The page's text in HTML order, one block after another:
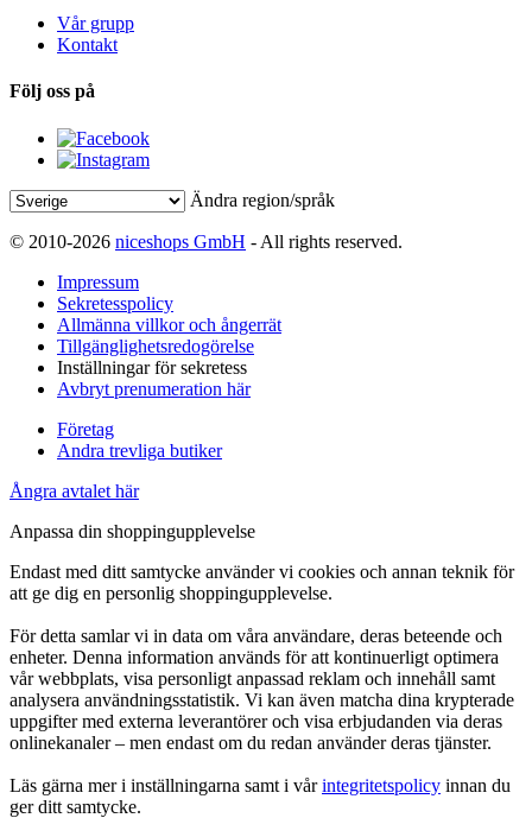
Vår grupp
Kontakt
Följ oss på
Ändra region/språk
© 2010-2026 niceshops GmbH - All rights reserved.
Impressum
Sekretesspolicy
Allmänna villkor och ångerrät
Tillgänglighetsredogörelse
Inställningar för sekretess
Avbryt prenumeration här
Företag
Andra trevliga butiker
Ångra avtalet här
Anpassa din shoppingupplevelse
Endast med ditt samtycke använder vi cookies och annan teknik för
att ge dig en personlig shoppingupplevelse.
För detta samlar vi in data om våra användare, deras beteende och
enheter. Denna information används för att kontinuerligt optimera
vår webbplats, visa personligt anpassad reklam och innehåll samt
analysera användningsstatistik. Vi kan även matcha dina krypterade
uppgifter med externa leverantörer och visa erbjudanden via deras
onlinekanaler – men endast om du redan använder deras tjänster.
Läs gärna mer i inställningarna samt i vårintegritetspolicy innan du
ger ditt samtycke.